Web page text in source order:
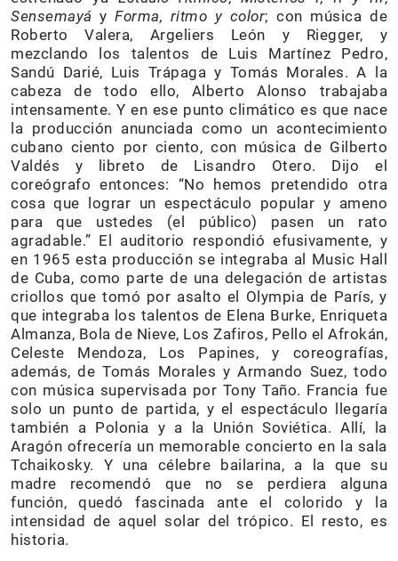
Sensemayá yForma, ritmo y color; con música de
Roberto Valera, Argeliers León y Riegger, y
mezclando los talentos de Luis Martínez Pedro,
Sandú Darié, Luis Trápaga y Tomás Morales. A la
cabeza de todo ello, Alberto Alonso trabajaba
intensamente. Y en ese punto climático es que nace
la producción anunciada como un acontecimiento
cubano ciento por ciento, con música de Gilberto
Valdés y libreto de Lisandro Otero. Dijo el
coreógrafo entonces: “No hemos pretendido otra
cosa que lograr un espectáculo popular y ameno
para que ustedes (el público) pasen un rato
agradable.” El auditorio respondió efusivamente, y
en 1965 esta producción se integraba al Music Hall
de Cuba, como parte de una delegación de artistas
criollos que tomó por asalto el Olympia de París, y
que integraba los talentos de Elena Burke, Enriqueta
Almanza, Bola de Nieve, Los Zafiros, Pello el Afrokán,
Celeste Mendoza, Los Papines, y coreografías,
además, de Tomás Morales y Armando Suez, todo
con música supervisada por Tony Taño. Francia fue
solo un punto de partida, y el espectáculo llegaría
también a Polonia y a la Unión Soviética. Allí, la
Aragón ofrecería un memorable concierto en la sala
Tchaikosky. Y una célebre bailarina, a la que su
madre recomendó que no se perdiera alguna
función, quedó fascinada ante el colorido y la
intensidad de aquel solar del trópico. El resto, es
historia.